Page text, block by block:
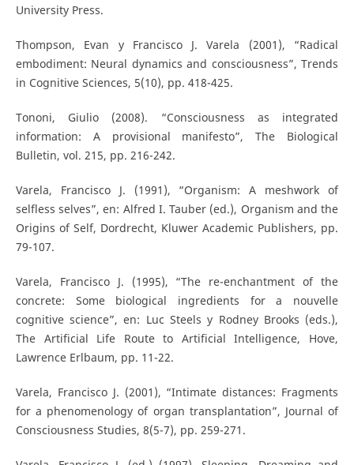
University Press.
Thompson, Evan y Francisco J. Varela (2001), “Radical
embodiment: Neural dynamics and consciousness”, Trends
in Cognitive Sciences, 5(10), pp. 418-425.
Tononi, Giulio (2008). “Consciousness as integrated
information: A provisional manifesto”, The Biological
Bulletin, vol. 215, pp. 216-242.
Varela, Francisco J. (1991), “Organism: A meshwork of
selfless selves”, en: Alfred I. Tauber (ed.), Organism and the
Origins of Self, Dordrecht, Kluwer Academic Publishers, pp.
79-107.
Varela, Francisco J. (1995), “The re-enchantment of the
concrete: Some biological ingredients for a nouvelle
cognitive science”, en: Luc Steels y Rodney Brooks (eds.),
The Artificial Life Route to Artificial Intelligence, Hove,
Lawrence Erlbaum, pp. 11-22.
Varela, Francisco J. (2001), “Intimate distances: Fragments
for a phenomenology of organ transplantation”, Journal of
Consciousness Studies, 8(5-7), pp. 259-271.